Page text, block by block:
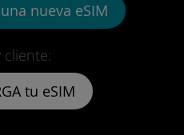
cliente:
tu eSIM
una nueva eSIM